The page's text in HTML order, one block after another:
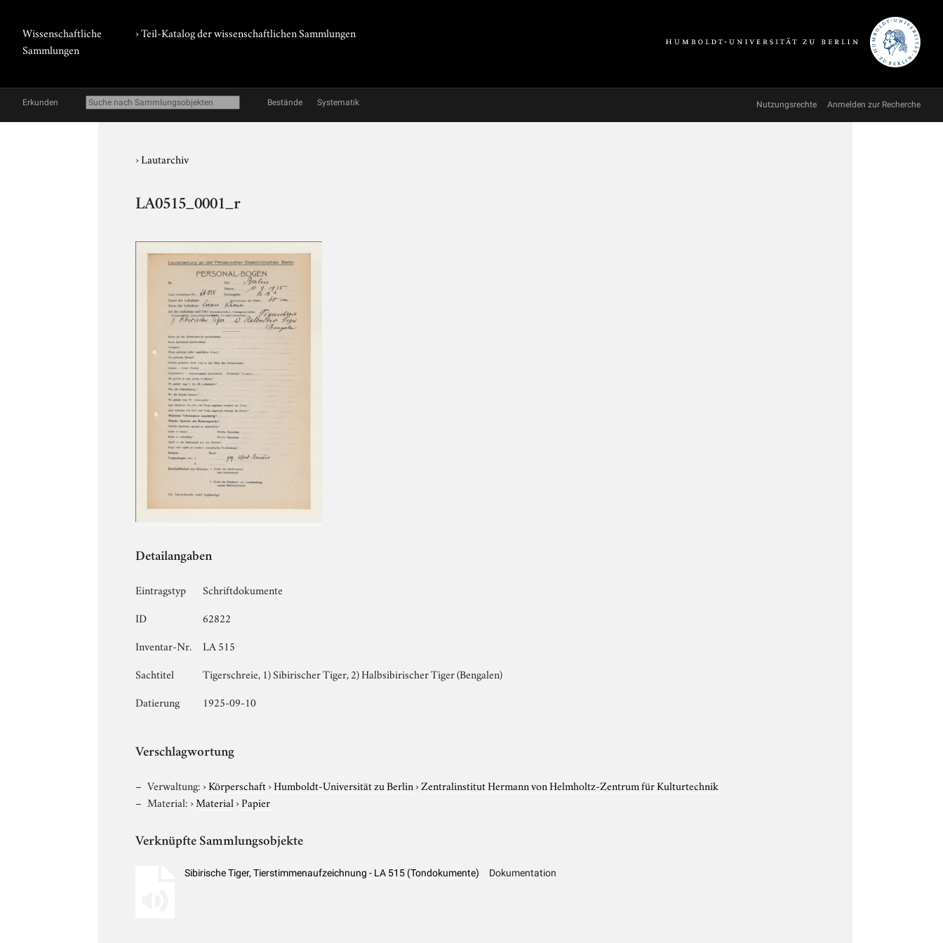
Wissenschaftliche
Sammlungen
› Teil-Katalog der wissenschaftlichen Sammlungen
Erkunden Bestände Systematik Nutzungsrechte Anmelden zur Recherche
›Lautarchiv
LA0515_0001_r
Detailangaben
Eintragstyp
Schriftdokumente
ID
62822
Inventar-Nr.
LA 515
Sachtitel
Tigerschreie, 1) Sibirischer Tiger, 2) Halbsibirischer Tiger (Bengalen)
Datierung
1925-09-10
Verschlagwortung
Verwaltung:›Körperschaft›Humboldt-Universität zu Berlin›Zentralinstitut Hermann von Helmholtz-Zentrum für Kulturtechnik
Material:›Material›Papier
Verknüpfte Sammlungsobjekte
Sibirische Tiger, Tierstimmenaufzeichnung - LA 515 (Tondokumente) Dokumentation